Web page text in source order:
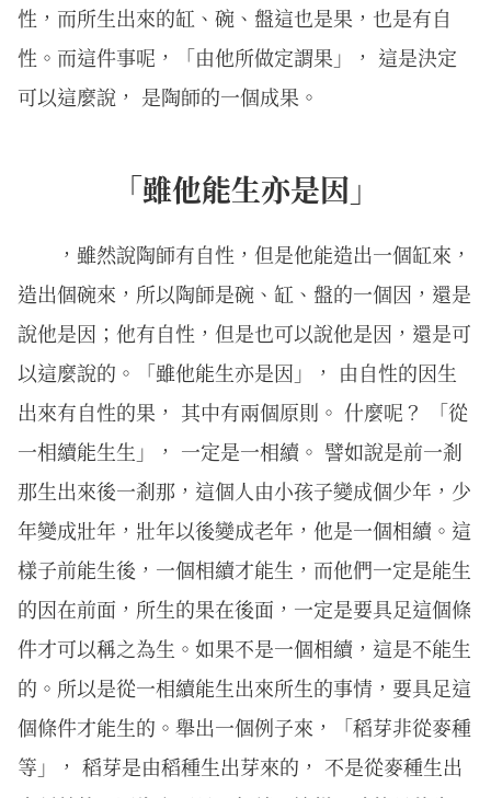
性，而所生出來的缸、碗、盤這也是果，也是有自
性。而這件事呢，「由他所做定謂果」， 這是決定
可以這麼說， 是陶師的一個成果。
「雖他能生亦是因」
，雖然說陶師有自性，但是他能造出一個缸來，
造出個碗來，所以陶師是碗、缸、盤的一個因，還是
說他是因；他有自性，但是也可以說他是因，還是可
以這麼說的。「雖他能生亦是因」， 由自性的因生
出來有自性的果， 其中有兩個原則。 什麼呢？ 「從
一相續能生生」， 一定是一相續。 譬如說是前一剎
那生出來後一剎那，這個人由小孩子變成個少年，少
年變成壯年，壯年以後變成老年，他是一個相續。這
樣子前能生後，一個相續才能生，而他們一定是能生
的因在前面，所生的果在後面，一定是要具足這個條
件才可以稱之為生。如果不是一個相續，這是不能生
的。所以是從一相續能生出來所生的事情，要具足這
個條件才能生的。舉出一個例子來，「稻芽非從麥種
等」， 稻芽是由稻種生出芽來的， 不是從麥種生出